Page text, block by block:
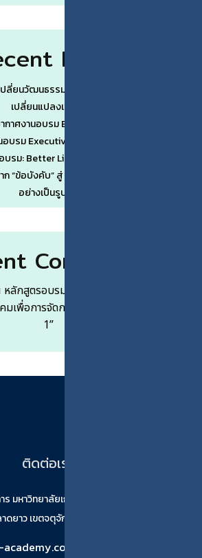
Posts
ลี่ยนวัฒนธรรมองค์กรเป็นจุดคานงัดของการ
เปลี่ยนแปลงเชิงระบบ
าศงานอบรม Better Life by AI #3
อบรม Executive Wisdom #1
บรม: Better Life by AI (รุ่น 3)
“ข้อบังคับ” สู่ “ข้อได้เปรียบทางการแข่งขัน”
อย่างเป็นรูปธรรม
Comments
หลักสูตรอบรมระยะสั้นแบบ Free Service
เพื่อการจัดการอุตสาหกรรมเกษตร 105-
1”
ติดต่อเรา
มหาวิทยาลัยเกษตรศาสตร์(บางเขน) ถนน
ดยาว เขตจตุจักร กรุงเทพมหานคร 10900